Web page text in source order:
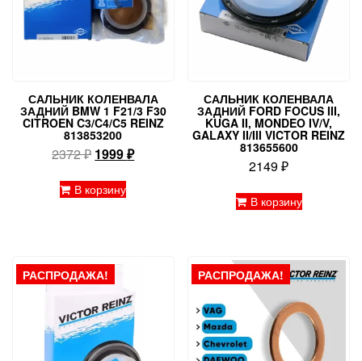
САЛЬНИК КОЛЕНВАЛА
ЗАДНИЙ BMW 1 F21/3 F30
CITROEN C3/C4/C5 REINZ
813853200
2372₽ Первоначальная
составляла
1999₽Текущая
В корзину
САЛЬНИК КОЛЕНВАЛА
ЗАДНИЙ FORD FOCUS III,
KUGA II, MONDEO IV/V,
GALAXY II/III VICTOR REINZ
813655600
2149₽
В корзину
РАСПРОДАЖА! РАСПРОДАЖА!